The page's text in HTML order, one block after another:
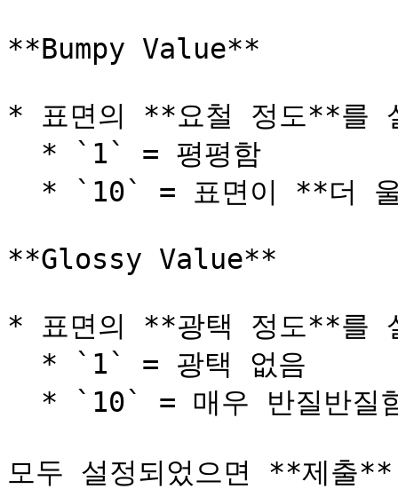
**Bumpy Value**
* 표면의 **요철 정도**를
**Glossy Value**
* 표면의 **광택 정도**를
모두 설정되었으면 **제출